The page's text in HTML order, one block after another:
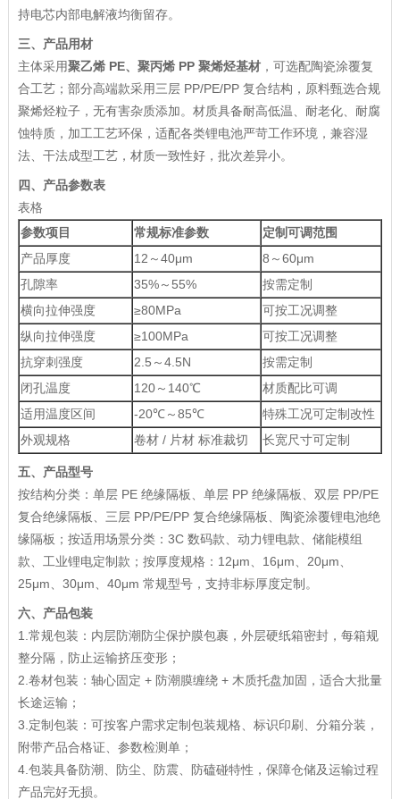
持电芯内部电解液均衡留存。
三、产品用材
主体采用聚乙烯 PE、聚丙烯 PP 聚烯烃基材，可选配陶瓷涂覆复
合工艺；部分高端款采用三层 PP/PE/PP 复合结构，原料甄选合规
聚烯烃粒子，无有害杂质添加。材质具备耐高低温、耐老化、耐腐
蚀特质，加工工艺环保，适配各类锂电池严苛工作环境，兼容湿
法、干法成型工艺，材质一致性好，批次差异小。
四、产品参数表
表格
参数项目
常规标准参数
定制可调范围
产品厚度
12～40μm
8～60μm
孔隙率
35%～55%
按需定制
横向拉伸强度
≥80MPa
可按工况调整
纵向拉伸强度
≥100MPa
可按工况调整
抗穿刺强度
2.5～4.5N
按需定制
闭孔温度
120～140℃
材质配比可调
适用温度区间
-20℃～85℃
特殊工况可定制改性
外观规格
卷材 / 片材 标准裁切 长宽尺寸可定制
五、产品型号
按结构分类：单层 PE 绝缘隔板、单层 PP 绝缘隔板、双层 PP/PE
复合绝缘隔板、三层 PP/PE/PP 复合绝缘隔板、陶瓷涂覆锂电池绝
缘隔板；按适用场景分类：3C 数码款、动力锂电款、储能模组
款、工业锂电定制款；按厚度规格：12μm、16μm、20μm、
25μm、30μm、40μm 常规型号，支持非标厚度定制。
六、产品包装
1.常规包装：内层防潮防尘保护膜包裹，外层硬纸箱密封，每箱规
整分隔，防止运输挤压变形；
2.卷材包装：轴心固定 + 防潮膜缠绕 + 木质托盘加固，适合大批量
长途运输；
3.定制包装：可按客户需求定制包装规格、标识印刷、分箱分装，
附带产品合格证、参数检测单；
4.包装具备防潮、防尘、防震、防磕碰特性，保障仓储及运输过程
产品完好无损。